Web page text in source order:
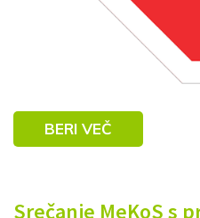
BERI VEČ
Srečanje MeKoS s